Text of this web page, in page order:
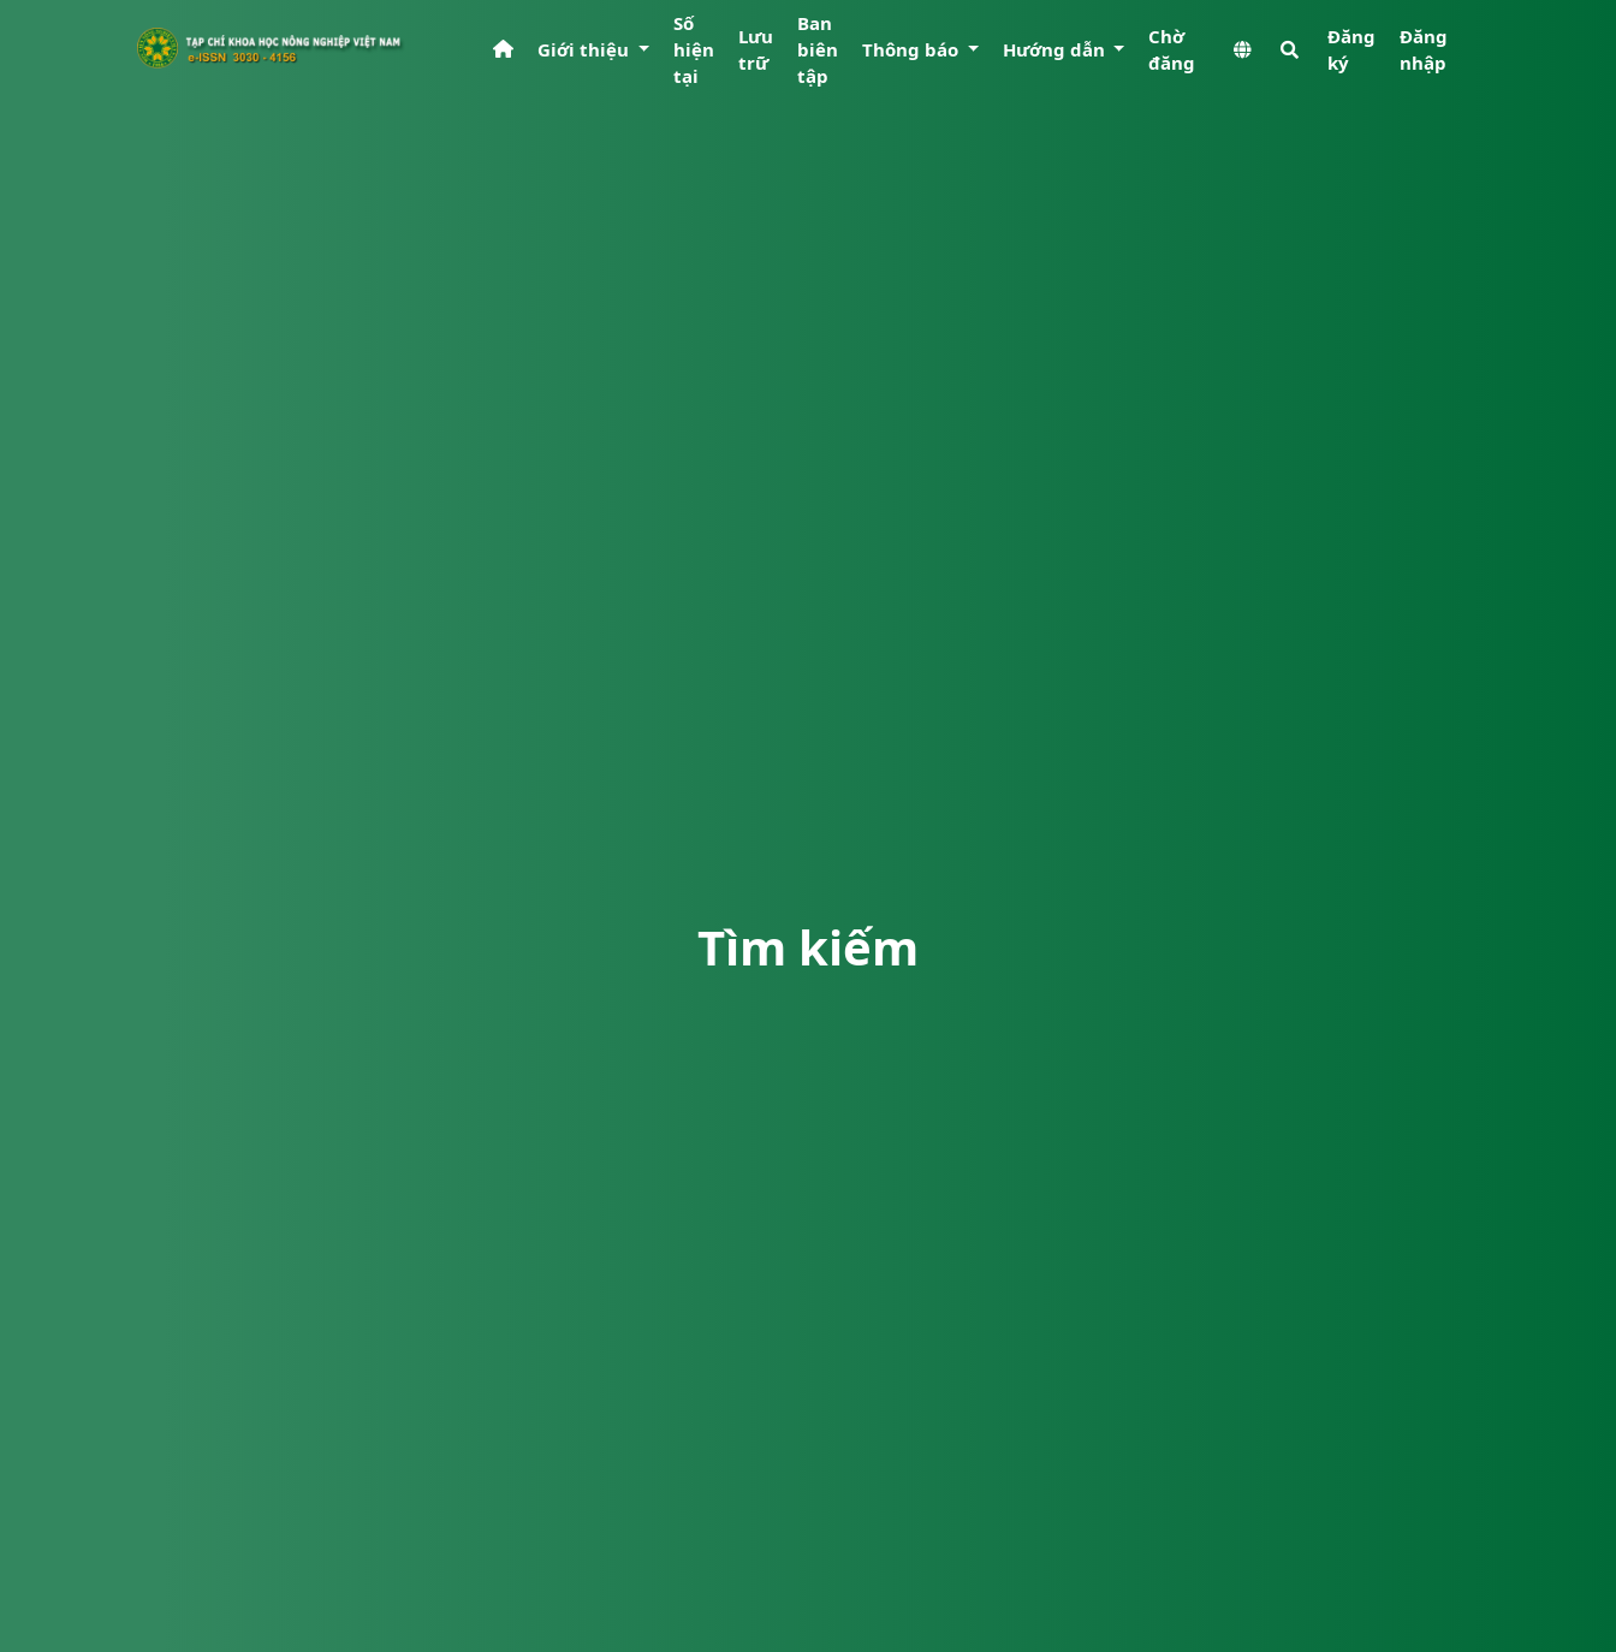
Giới thiệu
Số
hiện
tại
Lưu
trữ
Ban
biên
tập
Thông báo Hướng dẫn
Chờ
đăng
Đăng
ký
Đăng
nhập
Tìm kiếm